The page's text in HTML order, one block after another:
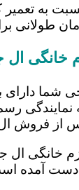
نسبت به
طولانی
خانگی
شما دارای
نمایندگی
پس از فروش
خانگی
دست آمده